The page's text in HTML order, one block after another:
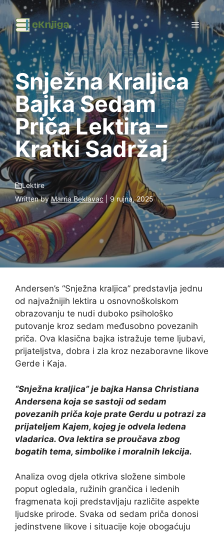
Preskoči
sadržaj
Snježna Kraljica
Bajka Sedam
Priča Lektira –
Kratki Sadržaj
Lektire
Written byMarria Beklavac | 9 rujna, 2025
Andersen’s “Snježna kraljica” predstavlja jednu
od najvažnijih lektira u osnovnoškolskom
obrazovanju te nudi duboko psihološko
putovanje kroz sedam međusobno povezanih
priča. Ova klasična bajka istražuje teme ljubavi,
prijateljstva, dobra i zla kroz nezaboravne likove
Gerde i Kaja.
“Snježna kraljica” je bajka Hansa Christiana
Andersena koja se sastoji od sedam
povezanih priča koje prate Gerdu u potrazi za
prijateljem Kajem, kojeg je odvela ledena
vladarica. Ova lektira se proučava zbog
bogatih tema, simbolike i moralnih lekcija.
Analiza ovog djela otkriva složene simbole
poput ogledala, ružinih grančica i ledenih
fragmenata koji predstavljaju različite aspekte
ljudske prirode. Svaka od sedam priča donosi
jedinstvene likove i situacije koje obogaćuju